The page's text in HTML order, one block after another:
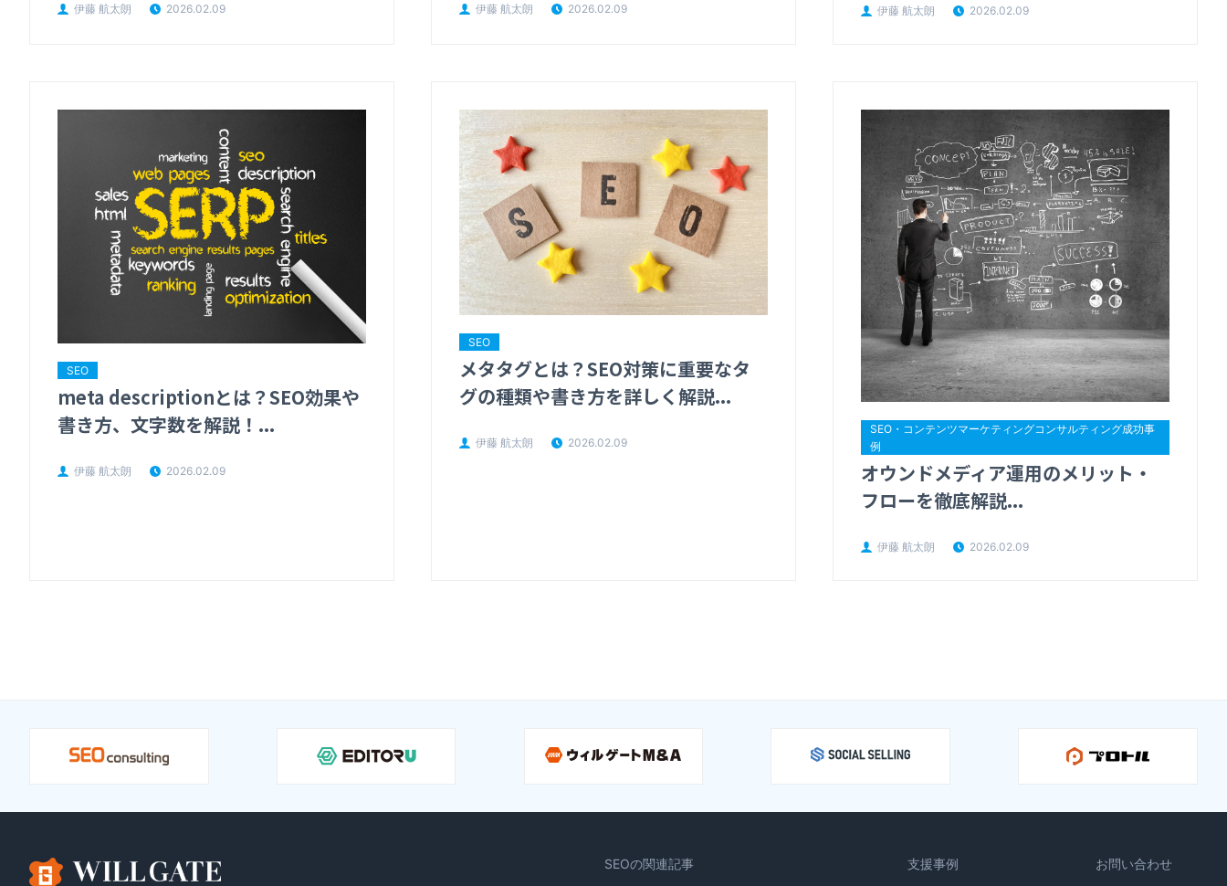
伊藤 航太朗 2026.02.09 伊藤 航太朗 2026.02.09 伊藤 航太朗 2026.02.09
SEO
meta descriptionとは？SEO効果や
書き方、文字数を解説！...
伊藤 航太朗 2026.02.09
SEO
メタタグとは？SEO対策に重要なタ
グの種類や書き方を詳しく解説...
伊藤 航太朗 2026.02.09
SEO・コンテンツマーケティングコンサルティング成功事
例
オウンドメディア運用のメリット・
フローを徹底解説...
伊藤 航太朗 2026.02.09
SEOの関連記事 支援事例 お問い合わせ